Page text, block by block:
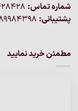
شماره تماس:
پشتیبانی:
مطمئن خرید نمایید